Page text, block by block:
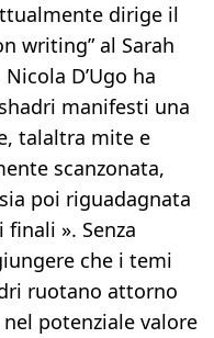
dirige il
writing” al Sarah
D’Ugo ha
manifesti una
talaltra mite e
scanzonata,
poi riguadagnata
». Senza
che i temi
ruotano attorno
potenziale valore